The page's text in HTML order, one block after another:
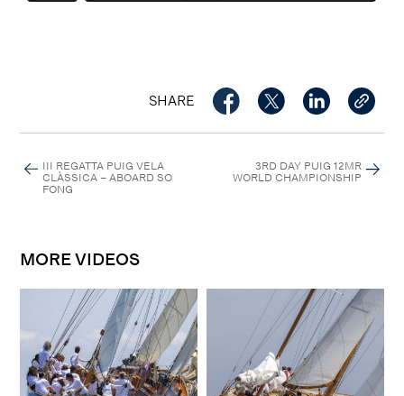
SHARE
III REGATTA PUIG VELA
CLÀSSICA – ABOARD SO
FONG
3RD DAY PUIG 12MR
WORLD CHAMPIONSHIP
MORE VIDEOS